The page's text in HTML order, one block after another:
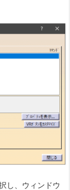
し、ウィンドウ